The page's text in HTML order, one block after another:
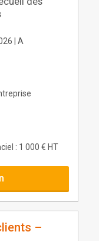
| A
: 1 000 € HT
–